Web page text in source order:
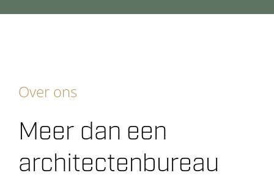
Over ons
Meer dan een
architectenbureau